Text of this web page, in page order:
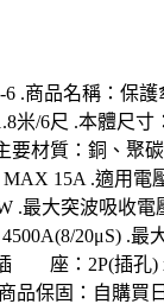
.商品名稱：保護
米/6尺 .本體尺寸
要材質：銅、聚
15A .適用電
.最大突波吸收電
20μS) .最
插 座：2P(插孔)
品保固：自購買